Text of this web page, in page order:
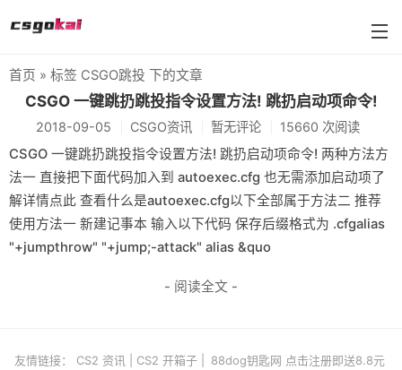
farmskins
88dog
flamecases
88hash-jp
首页 » 标签 CSGO跳投 下的文章
CSGO 一键跳扔跳投指令设置方法! 跳扔启动项命令!
2018-09-05 CSGO资讯 暂无评论 15660 次阅读
CSGO 一键跳扔跳投指令设置方法! 跳扔启动项命令! 两种方法方
法一 直接把下面代码加入到 autoexec.cfg 也无需添加启动项了
解详情点此 查看什么是autoexec.cfg以下全部属于方法二 推荐
使用方法一 新建记事本 输入以下代码 保存后缀格式为 .cfgalias
"+jumpthrow" "+jump;-attack" alias &quo
- 阅读全文 -
友情链接： CS2 资讯 CS2 开箱子
88dog钥匙网 点击注册即送8.8元